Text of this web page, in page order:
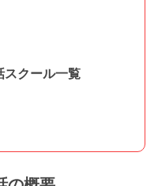
スクール一覧